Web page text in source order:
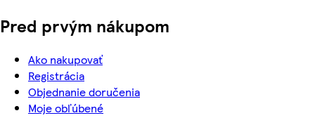
Pred prvým nákupom
Ako nakupovať
Registrácia
Objednanie doručenia
Moje obľúbené